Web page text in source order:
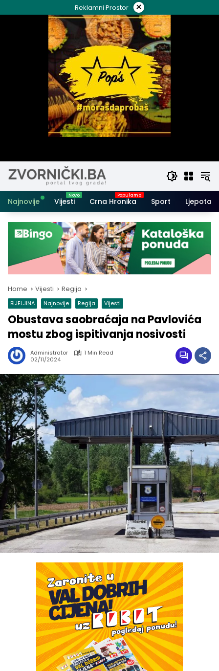
to
Reklamni Prostor ×
Najnovije Vijesti Crna Hronika Sport Ljepota i
Home Vijesti Regija
BIJELJINA Najnovije Regija Vijesti
Obustava saobraćaja na Pavlovića
mostu zbog ispitivanja nosivosti
Administrator
1 Min Read
02/11/2024